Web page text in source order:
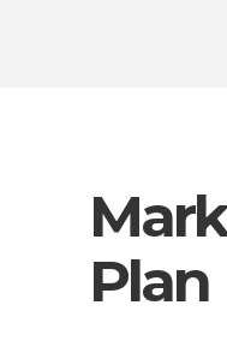
Plan